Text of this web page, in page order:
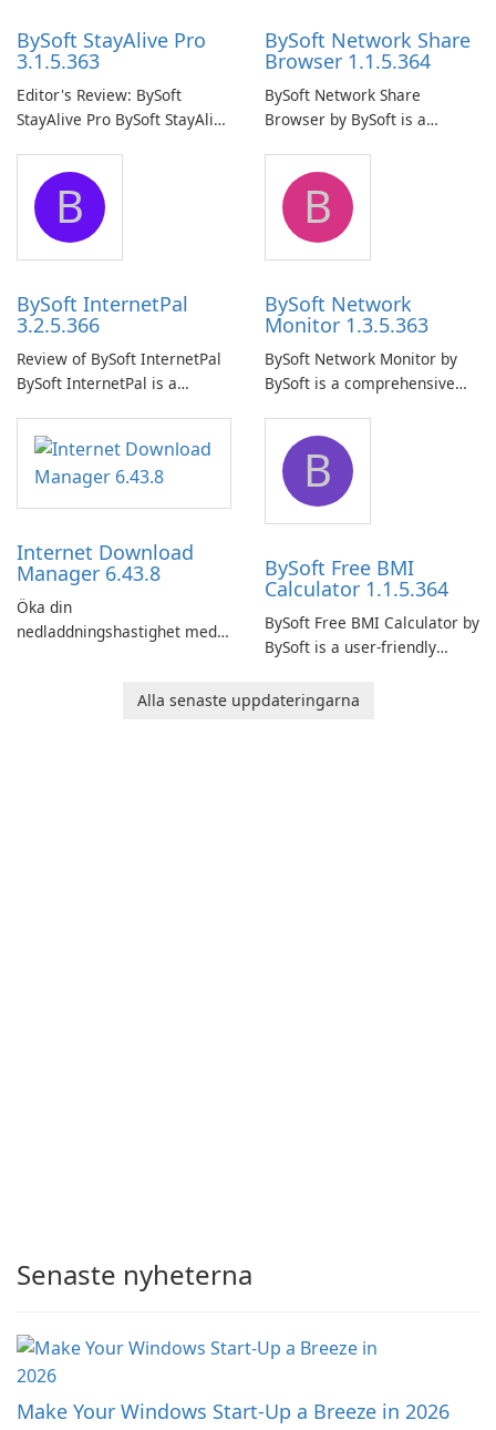
BySoft StayAlive Pro
3.1.5.363
Editor's Review: BySoft
StayAlive Pro BySoft StayAlive
application designed to
ensure the continuous and
uninterrupted operation of
your computer system.
BySoft Network Share
Browser 1.1.5.364
BySoft Network Share
Browser by BySoft is a
application that allows users
to easily browse and manage
shared folders on their
network.
B
BySoft InternetPal
3.2.5.366
Review of BySoft InternetPal
BySoft InternetPal is a
application designed to
monitor your internet
connection and provide real-
time insights into its
B
BySoft Network
Monitor 1.3.5.363
BySoft Network Monitor by
BySoft is a comprehensive
designed to help businesses
effectively manage their
network infrastructure.
Internet Download
Manager 6.43.8
Öka din
nedladdningshastighet med
B
BySoft Free BMI
Calculator 1.1.5.364
BySoft Free BMI Calculator by
BySoft is a user-friendly
designed to help you
Alla senaste uppdateringarna
Senaste nyheterna
Make Your Windows Start-Up a Breeze in 2026